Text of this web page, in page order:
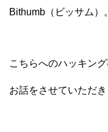
Bithumb（ビッサム）。
こちらへのハッキン
お話をさせていただき